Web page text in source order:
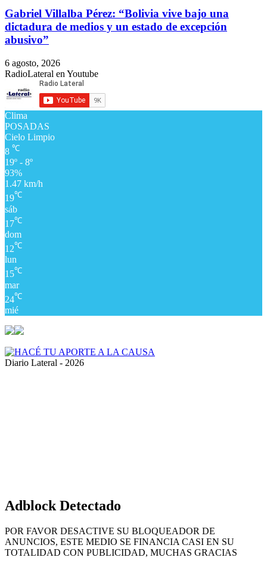
Gabriel Villalba Pérez: “Bolivia vive bajo una
dictadura de medios y un estado de excepción
abusivo”
6 agosto, 2026
RadioLateral en Youtube
Clima
POSADAS
Cielo Limpio
8 ℃
19º - 8º
93%
1.47 km/h
19℃
sáb
17℃
dom
12℃
lun
15℃
mar
24℃
mié
Diario Lateral - 2026
Adblock Detectado
POR FAVOR DESACTIVE SU BLOQUEADOR DE
ANUNCIOS, ESTE MEDIO SE FINANCIA CASI EN SU
TOTALIDAD CON PUBLICIDAD, MUCHAS GRACIAS